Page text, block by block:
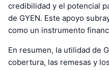
credibilidad y el potencial
de GYEN. Este apoyo
como un instrumento
En resumen, la utilidad de
cobertura, las remesas y